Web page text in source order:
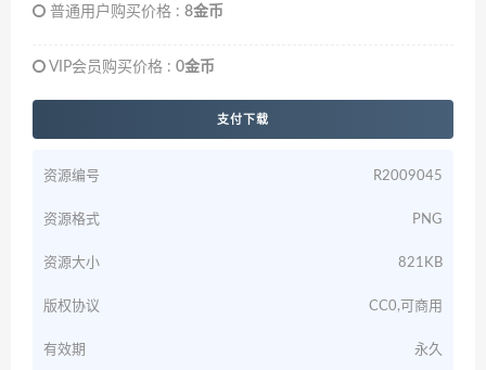
普通用户购买价格 : 8金币
VIP会员购买价格 : 0金币
支付下载
资源编号 R2009045
资源格式 PNG
资源大小 821KB
版权协议 CC0,可商用
有效期 永久